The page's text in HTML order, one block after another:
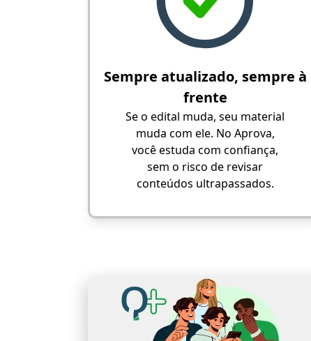
Sempre atualizado, sempre à
frente
Se o edital muda, seu material
muda com ele. No Aprova,
você estuda com confiança,
sem o risco de revisar
conteúdos ultrapassados.